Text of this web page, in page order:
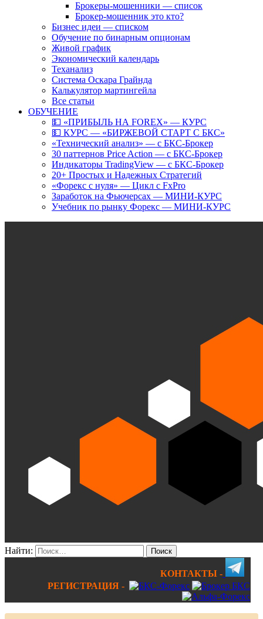
Брокеры-мошенники — список
Брокер-мошенник это кто?
Бизнес идеи — списком
Обучение по бинарным опционам
Живой график
Экономический календарь
Теханализ
Система Оскара Грайнда
Калькулятор мартингейла
Все статьи
ОБУЧЕНИЕ
💵 «ПРИБЫЛЬ НА FOREX» — КУРС
💵 КУРС — «БИРЖЕВОЙ СТАРТ С БКС»
«Технический анализ» — с БКС-Брокер
30 паттернов Price Action — с БКС-Брокер
Индикаторы TradingView — с БКС-Брокер
20+ Простых и Надежных Стратегий
«Форекс с нуля» — Цикл с FxPro
Заработок на Фьючерсах — МИНИ-КУРС
Учебник по рынку Форекс — МИНИ-КУРС
Найти:
КОНТАКТЫ -
РЕГИСТРАЦИЯ -